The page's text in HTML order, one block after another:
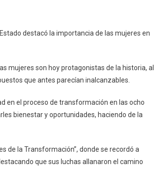
destacó la importancia de las mujeres en
mujeres son hoy protagonistas de la historia, al
que antes parecían inalcanzables.
en el proceso de transformación en las ocho
bienestar y oportunidades, haciendo de la
de la Transformación”, donde se recordó a
que sus luchas allanaron el camino